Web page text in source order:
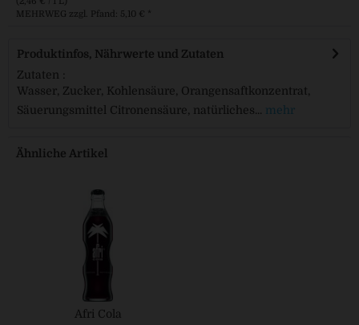
MEHRWEG zzgl. Pfand: 5,10 € *
Produktinfos, Nährwerte und Zutaten
Zutaten :
Wasser, Zucker, Kohlensäure, Orangensaftkonzentrat,
Säuerungsmittel Citronensäure, natürliches...
mehr
Ähnliche Artikel
Afri Cola